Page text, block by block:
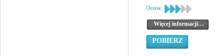
Ocena:
Więcej informacji…
POBIERZ